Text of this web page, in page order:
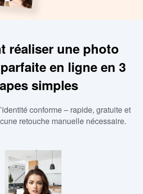
réaliser une photo
en ligne en 3
simples
conforme – rapide, gratuite et
retouche manuelle nécessaire.